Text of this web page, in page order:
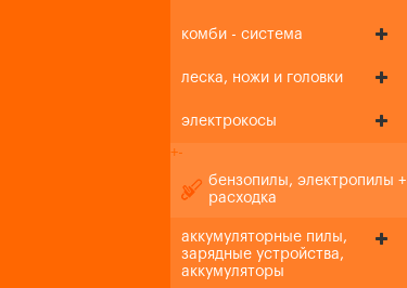
комби - система
леска, ножи и головки
электрокосы
+-
бензопилы, электропилы +
расходка
аккумуляторные пилы,
зарядные устройства,
аккумуляторы